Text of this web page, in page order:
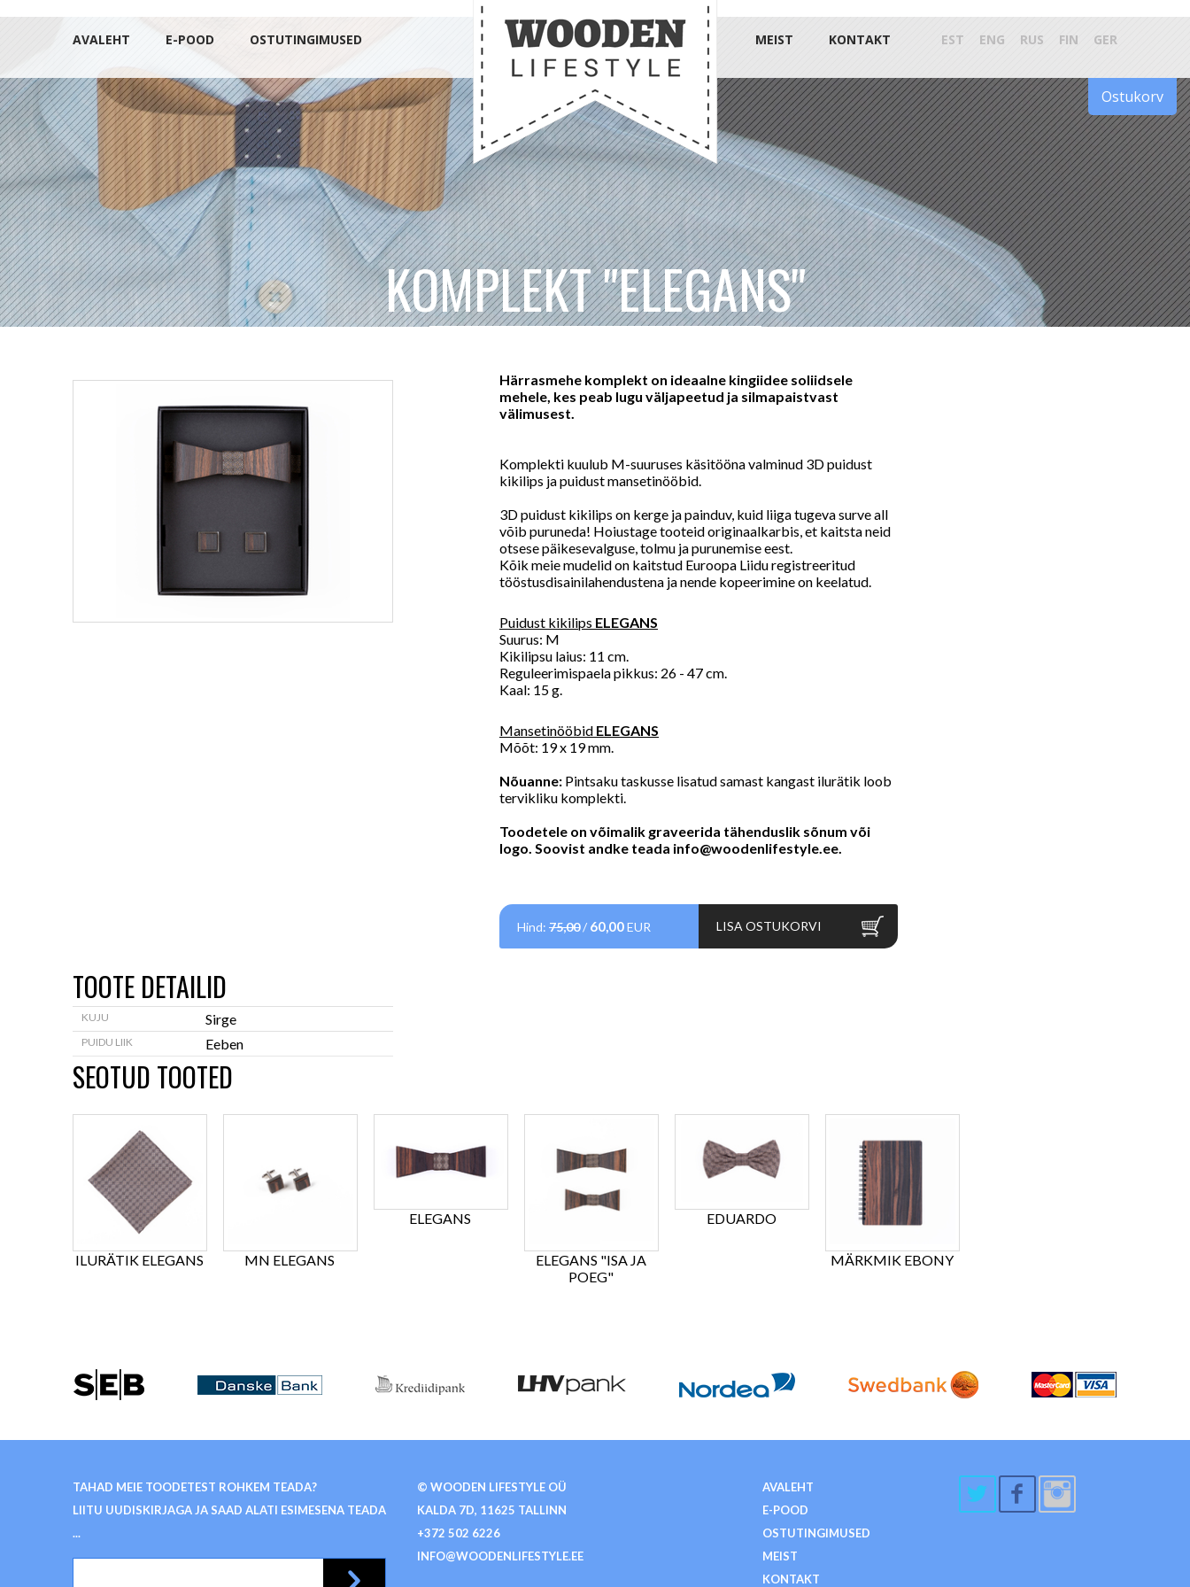
AVALEHT E-POOD OSTUTINGIMUSED MEIST KONTAKT EST ENG RUS FIN GER
Ostukorv
KOMPLEKT "ELEGANS"
Härrasmehe komplekt on ideaalne kingiidee soliidsele
mehele, kes peab lugu väljapeetud ja silmapaistvast
välimusest.
Komplekti kuulub M-suuruses käsitööna valminud 3D puidust
kikilips ja puidust mansetinööbid.
3D puidust kikilips on kerge ja painduv, kuid liiga tugeva surve all
võib puruneda! Hoiustage tooteid originaalkarbis, et kaitsta neid
otsese päikesevalguse, tolmu ja purunemise eest.
Kõik meie mudelid on kaitstud Euroopa Liidu registreeritud
tööstusdisainilahendustena ja nende kopeerimine on keelatud.
Puidust kikilips ELEGANS
Suurus: M
Kikilipsu laius: 11 cm.
Reguleerimispaela pikkus: 26 - 47 cm.
Kaal: 15 g.
Mansetinööbid ELEGANS
Mõõt: 19 x 19 mm.
Nõuanne: Pintsaku taskusse lisatud samast kangast ilurätik loob
tervikliku komplekti.
Toodetele on võimalik graveerida tähenduslik sõnum või
logo. Soovist andke teada info@woodenlifestyle.ee.
Hind: 75,00/ 60,00EUR LISA OSTUKORVI
TOOTE DETAILID
KUJU Sirge
PUIDU LIIK Eeben
SEOTUD TOOTED
ILURÄTIK ELEGANS MN ELEGANS
ELEGANS
ELEGANS "ISA JA
POEG"
EDUARDO
MÄRKMIK EBONY
TAHAD MEIE TOODETEST ROHKEM TEADA?
LIITU UUDISKIRJAGA JA SAAD ALATI ESIMESENA TEADA
...
© WOODEN LIFESTYLE OÜ
KALDA 7D, 11625 TALLINN
+372 502 6226
INFO@WOODENLIFESTYLE.EE
AVALEHT
E-POOD
OSTUTINGIMUSED
MEIST
KONTAKT